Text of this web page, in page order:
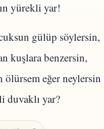
yürekli yar!
gülüp söylersin,
kuşlara benzersin,
ölürsem eğer neylersin
duvaklı yar?